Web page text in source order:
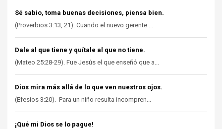
Sé sabio, toma buenas decisiones, piensa bien.
(Proverbios 3:13, 21). Cuando el nuevo gerente ...
Dale al que tiene y quítale al que no tiene.
(Mateo 25:28-29). Fue Jesús el que enseñó que a...
Dios mira más allá de lo que ven nuestros ojos.
(Efesios 3:20). Para un niño resulta incompren...
¡Qué mi Dios se lo pague!